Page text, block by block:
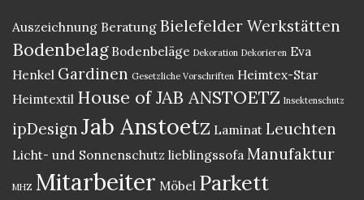
Auszeichnung Beratung Bielefelder Werkstätten
Bodenbelag Bodenbeläge Dekoration Dekorieren Eva
Henkel Gardinen Gesetzliche Vorschriften Heimtex-Star
Heimtextil House of JAB ANSTOETZ Insektenschutz
ipDesign Jab Anstoetz Laminat Leuchten
Licht- und Sonnenschutz lieblingssofa Manufaktur
MHZ Mitarbeiter Möbel Parkett